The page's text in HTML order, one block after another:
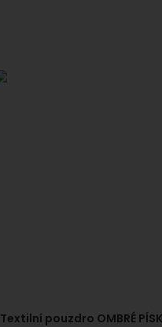
Textilní pouzdro OMBRÉ